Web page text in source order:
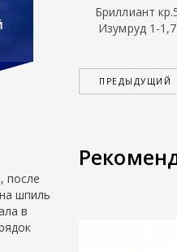
после
шпиль
в
Бриллиант
Изумруд 1-
ПРЕДЫДУЩИЙ